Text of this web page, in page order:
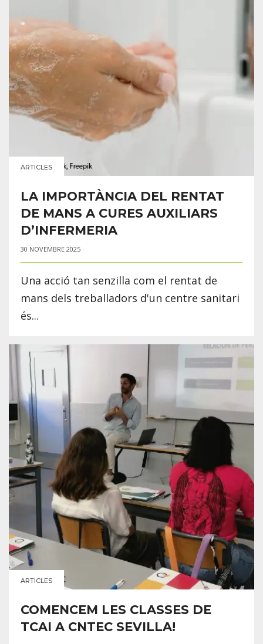
ARTICLES
LA IMPORTÀNCIA DEL RENTAT
DE MANS A CURES AUXILIARS
D’INFERMERIA
30 NOVEMBRE 2025
Una acció tan senzilla com el rentat de
mans dels treballadors d'un centre sanitari
és...
ARTICLES
COMENCEM LES CLASSES DE
TCAI A CNTEC SEVILLA!